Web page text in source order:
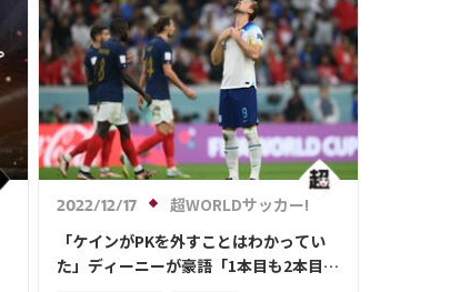
カタール ドイツ
2022/12/17
超WORLDサッカー!
「ケインがPKを外すことはわかってい
た」ディーニーが豪語「1本目も2本目も